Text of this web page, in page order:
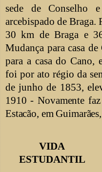
sede de Conselho
arcebispado de Braga.
30 km de Braga e
Mudança para casa
para a casa do Cano,
foi por ato régio da
de junho de 1853,
1910 - Novamente
Estacão, em
VIDA
ESTUDANTIL